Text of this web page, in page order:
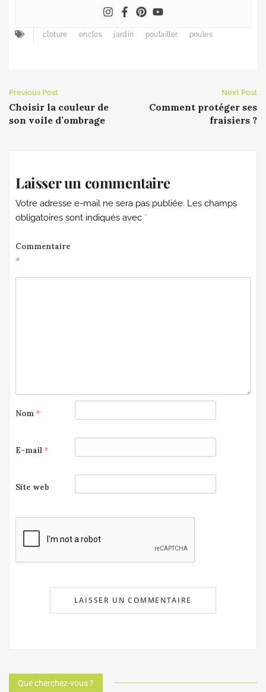
cloture enclos jardin poulailler poules
Previous Post
Choisir la couleur de
son voile d’ombrage
Next Post
Comment protéger ses
fraisiers ?
Laisser un commentaire
Votre adresse e-mail ne sera pas publiée. Les champs
obligatoires sont indiqués avec *
Commentaire
*
Nom *
E-mail *
Site web
Que cherchez-vous ?